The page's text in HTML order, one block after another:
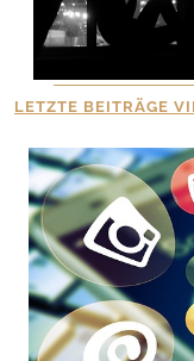
LETZTE BEITRÄGE